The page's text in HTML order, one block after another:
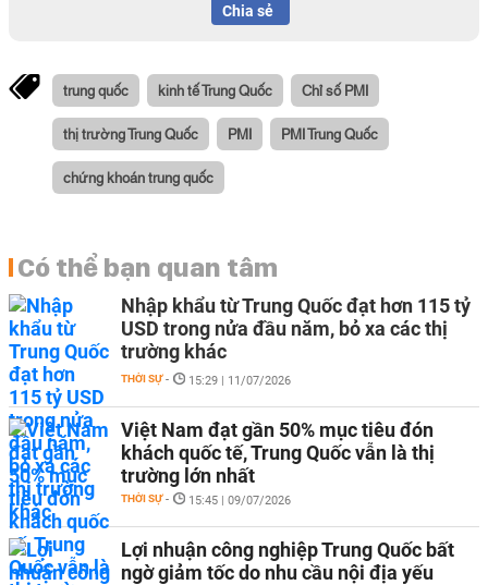
Chia sẻ
trung quốc kinh tế Trung Quốc Chỉ số PMI
thị trường Trung Quốc PMI PMI Trung Quốc
chứng khoán trung quốc
Có thể bạn quan tâm
Nhập khẩu từ Trung Quốc đạt hơn 115 tỷ
USD trong nửa đầu năm, bỏ xa các thị
trường khác
THỜI SỰ - 15:29 | 11/07/2026
Việt Nam đạt gần 50% mục tiêu đón
khách quốc tế, Trung Quốc vẫn là thị
trường lớn nhất
THỜI SỰ - 15:45 | 09/07/2026
Lợi nhuận công nghiệp Trung Quốc bất
ngờ giảm tốc do nhu cầu nội địa yếu